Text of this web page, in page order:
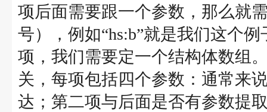
项后面需要跟一个参数，那么就
号），例如“hs:b”就是我们这个
项，我们需要定一个结构体数组
关，每项包括四个参数：通常来
达；第二项与后面是否有参数提